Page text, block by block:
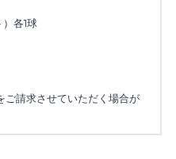
各1球
請求させていただく場合が